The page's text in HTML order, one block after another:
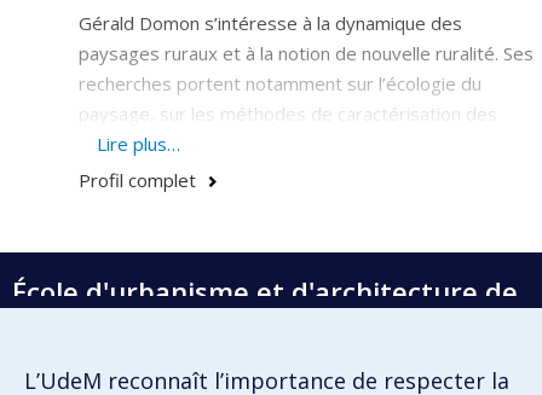
Gérald Domon s’intéresse à la dynamique des
paysages ruraux et à la notion de nouvelle ruralité. Ses
recherches portent notamment sur l’écologie du
paysage, sur les méthodes de caractérisation des
paysages et sur les relations agriculture et paysage,
et, forêt et paysage.
Lire plus…
Profil complet
École d'urbanisme et d'architecture de
paysage
L’UdeM reconnaît l’importance de respecter la